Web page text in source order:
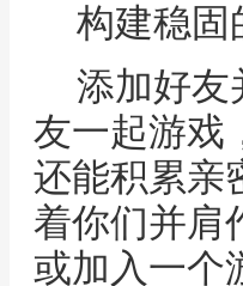
构建稳固
添加好友
友一起游戏
还能积累亲
着你们并肩
或加入一个